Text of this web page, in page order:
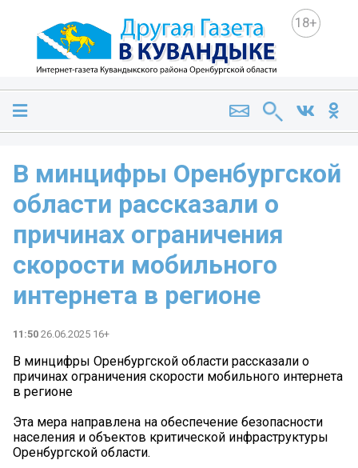
18+
В минцифры Оренбургской
области рассказали о
причинах ограничения
скорости мобильного
интернета в регионе
11:50 26.06.2025 16+
В минцифры Оренбургской области рассказали о
причинах ограничения скорости мобильного интернета
в регионе
Эта мера направлена на обеспечение безопасности
населения и объектов критической инфраструктуры
Оренбургской области.